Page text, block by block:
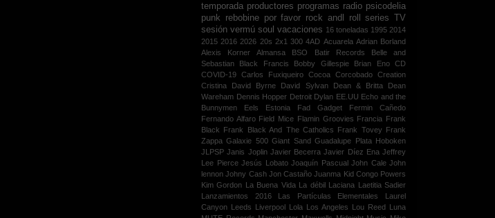
temporada productores programas radio psicodelia
punk
rebobine por favor rock andl roll
series TV
sesión vermú soul vacaciones 16 toneladas 1995 2014
2015 2016 2026 20s 2x1 300 4AD Acuarela Adrian Borland
Alexis Korner
Almansa BSO Batir Records
Belle and
Sebastian
Black Francis Bobby Gillespie Brian Eno
CD
COVID-19 Carlos Fuxiqueiro Cocoa Corcobado Creation
Cristina
David Byrne David Sylvan Dean & Britta
Dean
Wareham Dennis Hopper Detroit Dylan EE.UU Echo and the
Bunnymen
Eels Estonia Fad Gadget
Fermin Cañedo
Fernando Alfaro Field Mice Flamin Groovies Francia Frank
Black Frank Black And The Catholics Frank Tovey Frank
Zappa Galaxie 500 Giant Sand Guadalupe Plata Hoboken
JLPSP Janis Joplin Javier Becerra Javier Díez Ena Jeffrey
Lee Pierce Jesús Lobato Joaquín Pascual John Cale John
lennon Johny Cash Jon Castaño Juanma Kid Congo Powers
Kim Gordon La Buena Vida La débil Laciana Laetitia Sadier
Lanzamientos 2016
Las Partículas Elementales
Laurel
Canyon Leeds Liverpool Lola Los Angeles Lou Reed Luna